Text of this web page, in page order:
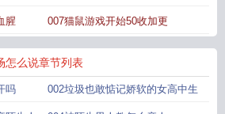
腥 007猫鼠游戏开始50收加更
怎么说章节列表
吗 002垃圾也敢惦记娇软的女高中生